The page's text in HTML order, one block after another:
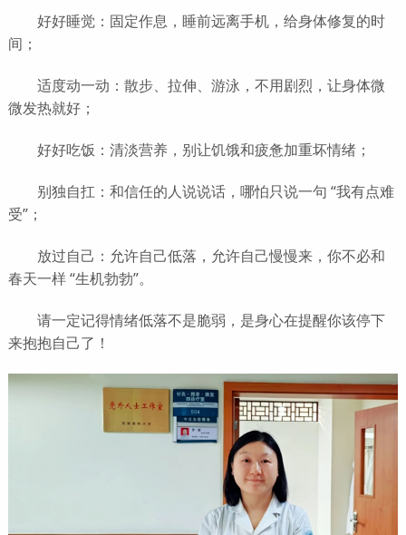
好好睡觉：固定作息，睡前远离手机，给身体修复的时
间；
适度动一动：散步、拉伸、游泳，不用剧烈，让身体微
微发热就好；
好好吃饭：清淡营养，别让饥饿和疲惫加重坏情绪；
别独自扛：和信任的人说说话，哪怕只说一句 “我有点难
受”；
放过自己：允许自己低落，允许自己慢慢来，你不必和
春天一样 “生机勃勃”。
请一定记得情绪低落不是脆弱，是身心在提醒你该停下
来抱抱自己了！